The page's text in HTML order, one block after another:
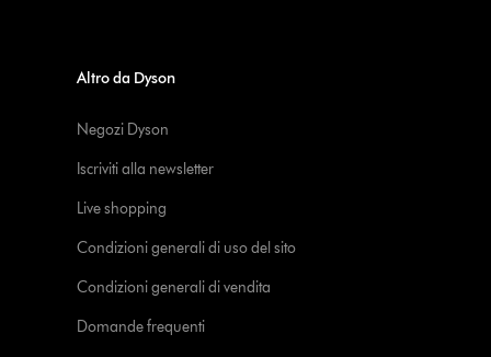
Altro da Dyson
Negozi Dyson
Iscriviti alla newsletter
Live shopping
Condizioni generali di uso del sito
Condizioni generali di vendita
Domande frequenti